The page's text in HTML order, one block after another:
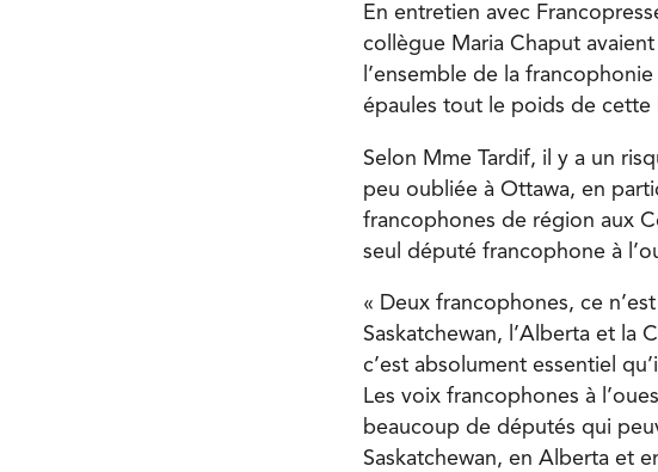
En entretien avec
collègue Maria Chaput
l’ensemble de la
épaules tout le poids de cette
Selon Mme Tardif, il y a un
peu oubliée à Ottawa, en
francophones de région aux
seul député francophone à
« Deux francophones, ce
Saskatchewan, l’Alberta et
c’est absolument essentiel
Les voix francophones à
beaucoup de députés qui
Saskatchewan, en Alberta et